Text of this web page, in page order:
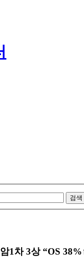
검색
1차 3상 “OS